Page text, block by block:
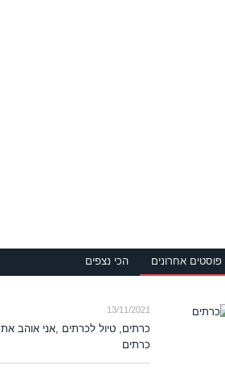
פוסטים אחרונים הכי נצפים
13/11/2021
כרתים, טיול לכרתים ,אני אוהב את
כרתים